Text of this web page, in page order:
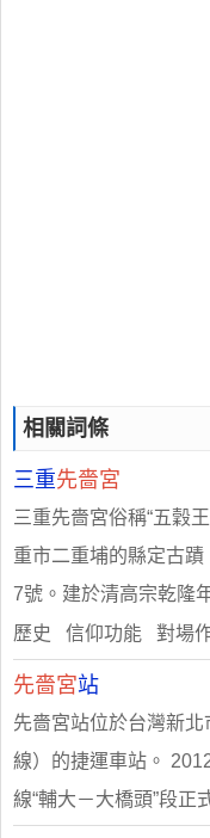
相關詞條
三重先嗇宮
三重先嗇宮俗稱“五穀
重市二重埔的縣定古
7號。建於清高宗乾隆
歷史 信仰功能 對場
先嗇宮站
先嗇宮站位於台灣新
線）的捷運車站。
線“輔大－大橋頭”段正